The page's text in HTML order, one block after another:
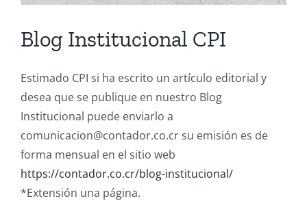
Blog Institucional CPI
Estimado CPI si ha escrito un artículo editorial y
desea que se publique en nuestro Blog
Institucional puede enviarlo a
comunicacion@contador.co.cr su emisión es de
forma mensual en el sitio web
https://contador.co.cr/blog-institucional/
*Extensión una página.